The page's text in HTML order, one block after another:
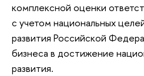
комплексной оценки
с учетом национальных
развития Российской
бизнеса в достижение
развития.